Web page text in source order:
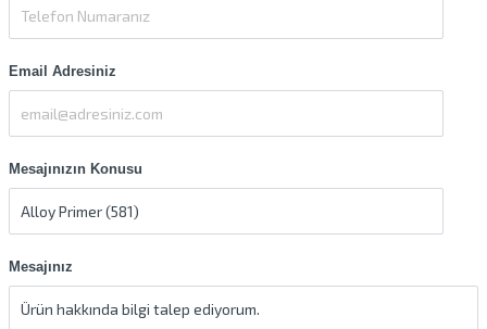
Email Adresiniz
Mesajınızın Konusu
Mesajınız